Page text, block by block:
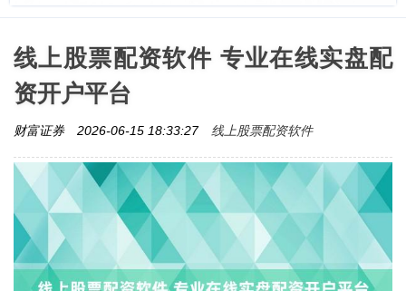
线上股票配资软件 专业在线实盘配
资开户平台
财富证券 2026-06-15 18:33:27 线上股票配资软件